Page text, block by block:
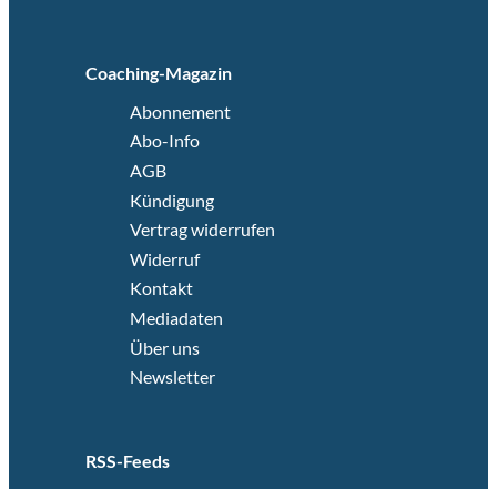
Coaching-Magazin
Abonnement
Abo-Info
AGB
Kündigung
Vertrag widerrufen
Widerruf
Kontakt
Mediadaten
Über uns
Newsletter
RSS-Feeds